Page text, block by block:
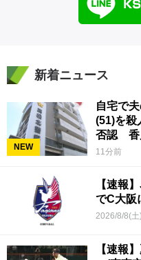
新着ニュース
NEW
自宅で
(51)を
否認 香
11分前
【速報
でC大
2026/8/8(
【速報